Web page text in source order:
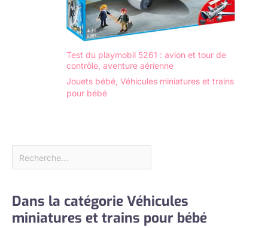
Test du playmobil 5261 : avion et tour de
contrôle, aventure aérienne
Jouets bébé Véhicules miniatures et trains
pour bébé
Dans la catégorie Véhicules
miniatures et trains pour bébé